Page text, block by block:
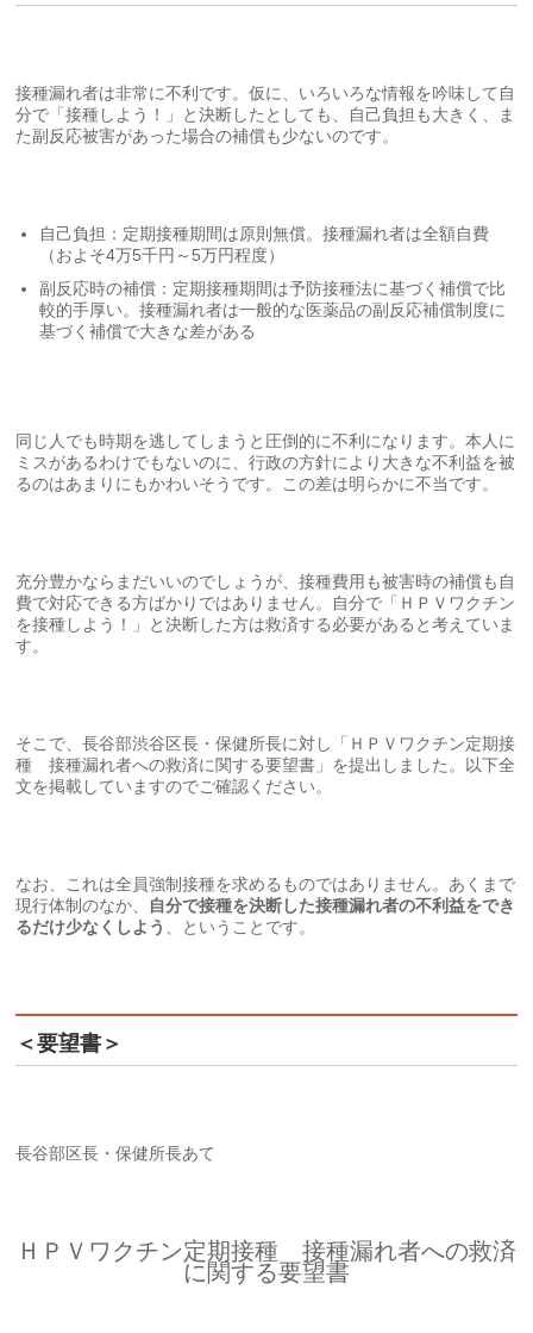
接種漏れ者は非常に不利です。仮に、いろいろな情報を吟味して自
分で「接種しよう！」と決断したとしても、自己負担も大きく、ま
た副反応被害があった場合の補償も少ないのです。
自己負担：定期接種期間は原則無償。接種漏れ者は全額自費
（およそ4万5千円～5万円程度）
副反応時の補償：定期接種期間は予防接種法に基づく補償で比
較的手厚い。接種漏れ者は一般的な医薬品の副反応補償制度に
基づく補償で大きな差がある
同じ人でも時期を逃してしまうと圧倒的に不利になります。本人に
ミスがあるわけでもないのに、行政の方針により大きな不利益を被
るのはあまりにもかわいそうです。この差は明らかに不当です。
充分豊かならまだいいのでしょうが、接種費用も被害時の補償も自
費で対応できる方ばかりではありません。自分で「ＨＰＶワクチン
を接種しよう！」と決断した方は救済する必要があると考えていま
す。
そこで、長谷部渋谷区長・保健所長に対し「ＨＰＶワクチン定期接
種 接種漏れ者への救済に関する要望書」を提出しました。以下全
文を掲載していますのでご確認ください。
なお、これは全員強制接種を求めるものではありません。あくまで
現行体制のなか、 自分で接種を決断した接種漏れ者の不利益をでき
るだけ少なくしよう 、ということです。
＜要望書＞
長谷部区長・保健所長あて
ＨＰＶワクチン定期接種 接種漏れ者への救済
に関する要望書